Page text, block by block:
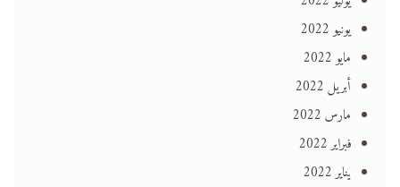
يونيو 2022
مايو 2022
أبريل 2022
مارس 2022
فبراير 2022
يناير 2022